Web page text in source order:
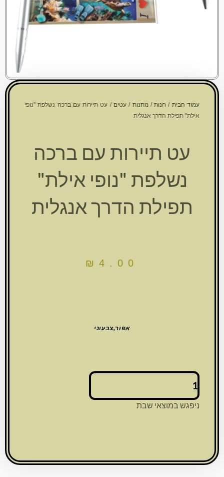
עמוד הבית/חנות/מתנות/ עטים/ עט תיירות עם ברכה נשלפת "נופי
אילת" תפילת הדרך אנגלית
עט תיירות עם ברכה
נשלפת "נופי אילת"
תפילת הדרך אנגלית
₪ 4.00
אפור,צבעוני
"נופי
אילת"
ניפגש במוצאי שבת